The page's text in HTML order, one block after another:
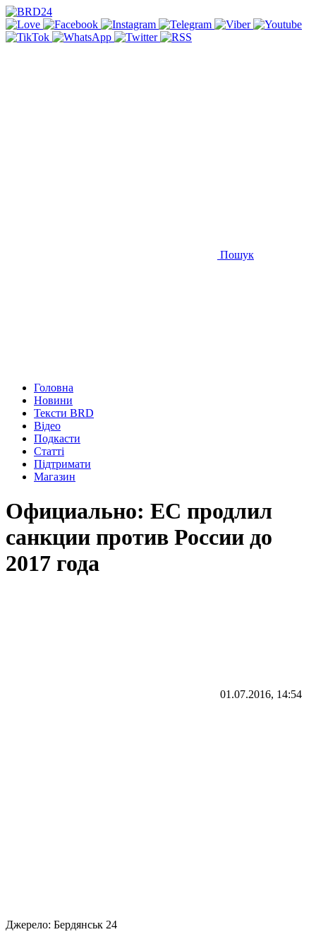
Пошук
Головна
Новини
Тексти BRD
Відео
Подкасти
Статті
Підтримати
Магазин
Официально: ЕС продлил
санкции против России до
2017 года
01.07.2016, 14:54
Джерело: Бердянськ 24